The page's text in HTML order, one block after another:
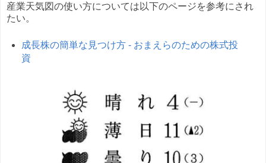
産業天気図の使い方については以下のページを参考にされ
たい。
成長株の簡単な見つけ方 - おまえらのための株式投
資